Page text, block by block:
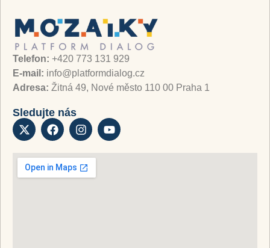
Telefon: +420 773 131 929
E-mail: info@platformdialog.cz
Adresa: Žitná 49, Nové město 110 00 Praha 1
Sledujte nás